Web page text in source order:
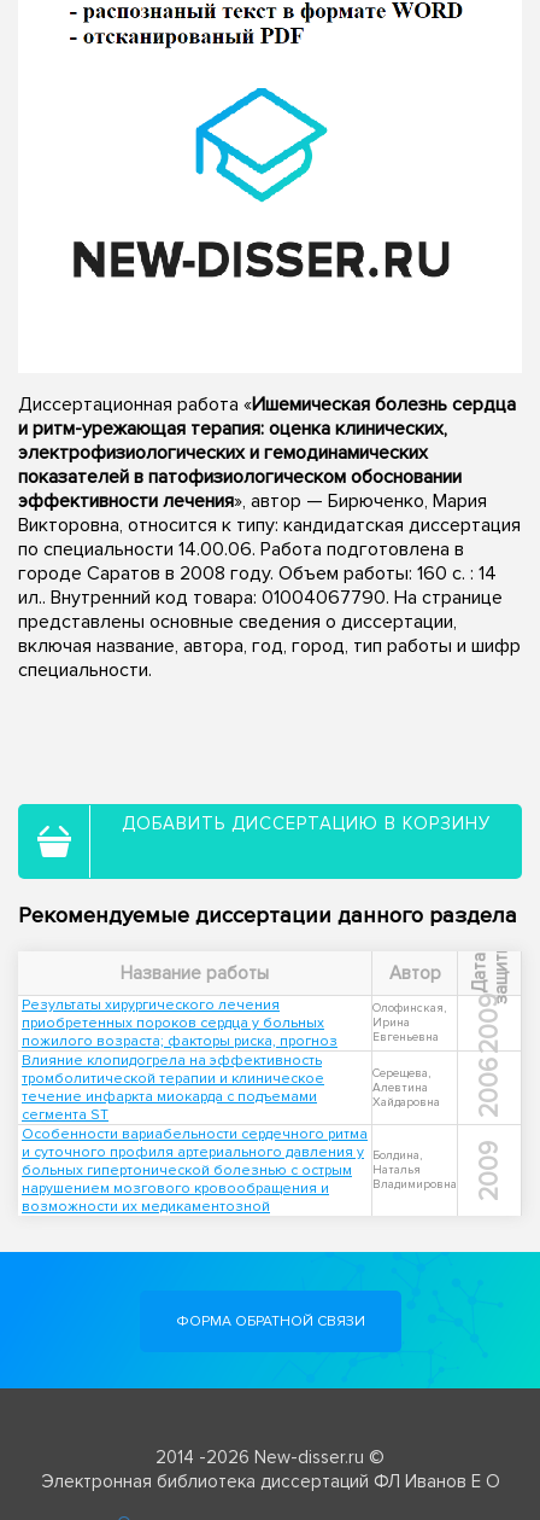
Диссертационная работа «Ишемическая болезнь сердца
и ритм-урежающая терапия: оценка клинических,
электрофизиологических и гемодинамических
показателей в патофизиологическом обосновании
эффективности лечения», автор — Бирюченко, Мария
Викторовна, относится к типу: кандидатская диссертация
по специальности 14.00.06. Работа подготовлена в
городе Саратов в 2008 году. Объем работы: 160 с. : 14
ил.. Внутренний код товара: 01004067790. На странице
представлены основные сведения о диссертации,
включая название, автора, год, город, тип работы и шифр
специальности.
ДОБАВИТЬ ДИССЕРТАЦИЮ В КОРЗИНУ
Рекомендуемые диссертации данного раздела
Название работы Автор Д
а
т
а
з
а
щ
и
т ы
Результаты хирургического лечения
приобретенных пороков сердца у больных
пожилого возраста; факторы риска, прогноз
Олофинская,
Ирина
Евгеньевна
2009
Влияние клопидогрела на эффективность
тромболитической терапии и клиническое
течение инфаркта миокарда с подъемами
сегмента ST
Серещева,
Алевтина
Хайдаровна
2006
Особенности вариабельности сердечного ритма
и суточного профиля артериального давления у
больных гипертонической болезнью с острым
нарушением мозгового кровообращения и
возможности их медикаментозной
Болдина,
Наталья
Владимировна
2009
ФОРМА ОБРАТНОЙ СВЯЗИ
2014 -2026 New-disser.ru ©
Электронная библиотека диссертаций ФЛ Иванов Е О